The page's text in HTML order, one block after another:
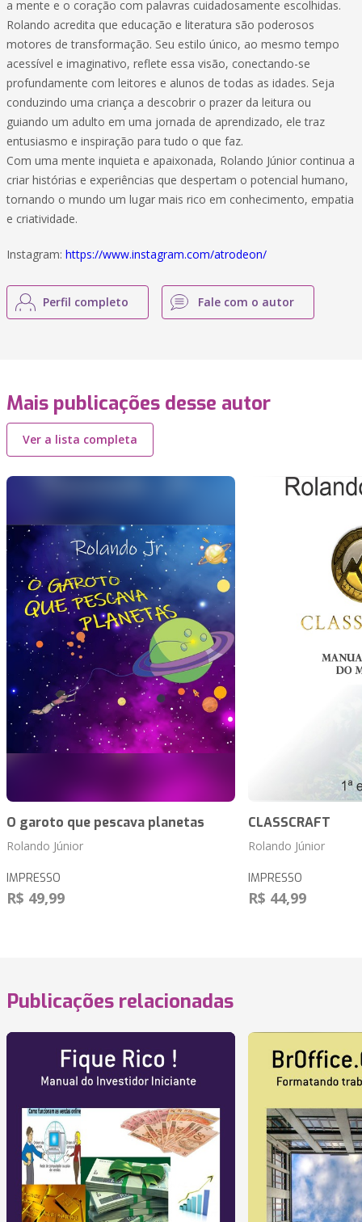
a mente e o coração com palavras cuidadosamente escolhidas.
Rolando acredita que educação e literatura são poderosos
motores de transformação. Seu estilo único, ao mesmo tempo
acessível e imaginativo, reflete essa visão, conectando-se
profundamente com leitores e alunos de todas as idades. Seja
conduzindo uma criança a descobrir o prazer da leitura ou
guiando um adulto em uma jornada de aprendizado, ele traz
entusiasmo e inspiração para tudo o que faz.
Com uma mente inquieta e apaixonada, Rolando Júnior continua a
criar histórias e experiências que despertam o potencial humano,
tornando o mundo um lugar mais rico em conhecimento, empatia
e criatividade.
Instagram: https://www.instagram.com/atrodeon/
Perfil completo Fale com o autor
Mais publicações desse autor
Ver a lista completa
O garoto que pescava planetas
Rolando Júnior
IMPRESSO
R$ 49,99
CLASSCRAFT
Rolando Júnior
IMPRESSO
R$ 44,99
Publicações relacionadas